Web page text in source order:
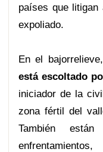
países que litigan
expoliado.
En el bajorrelieve,
está escoltado
iniciador de la
zona fértil del
También